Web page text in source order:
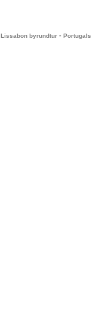
Lissabon byrundtur - Portugals